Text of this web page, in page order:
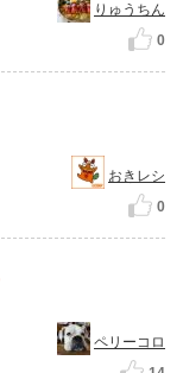
りゅうちん
0
おきレシ
0
ペリーコロ